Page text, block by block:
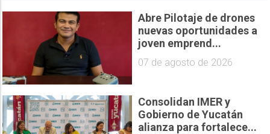
Abre Pilotaje de drones
nuevas oportunidades a
joven emprend...
07 de agosto de 2026
Consolidan IMER y
Gobierno de Yucatán
alianza para fortalece...